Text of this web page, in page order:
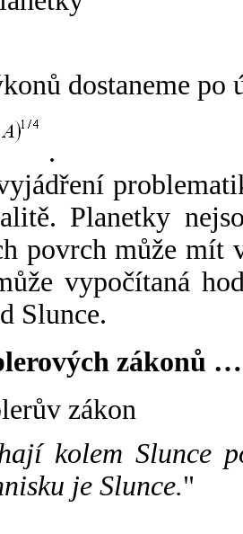
dostaneme po
.
Planetky
povrch může mít
vypočítaná
Slunce.
zákonů …
zákon
kolem Slunce
je Slunce."